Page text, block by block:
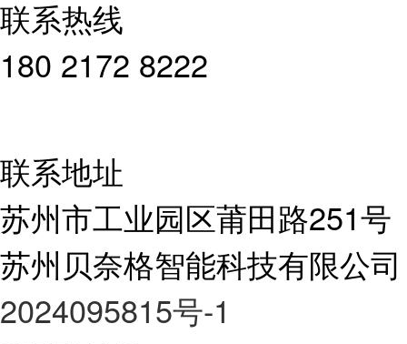
联系热线
180 2172 8222
联系地址
苏州市工业园区莆田路251号
苏州贝奈格智能科技有限公
2024095815号-1